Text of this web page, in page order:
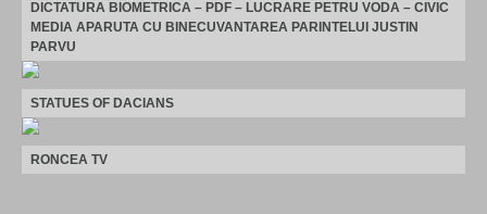
DICTATURA BIOMETRICA – PDF – LUCRARE PETRU VODA – CIVIC
MEDIA APARUTA CU BINECUVANTAREA PARINTELUI JUSTIN
PARVU
STATUES OF DACIANS
RONCEA TV